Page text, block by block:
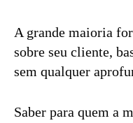
A grande maioria
sobre seu cliente,
sem qualquer
Saber para quem a